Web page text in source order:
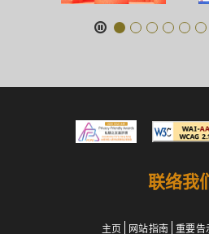
联络我
主页 网站指南 重要告